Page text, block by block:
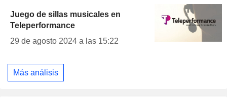
Juego de sillas musicales en
Teleperformance
29 de agosto 2024 a las 15:22
Más análisis